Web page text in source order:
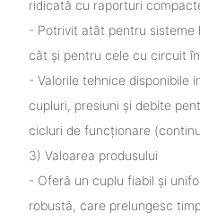
ridicată cu raporturi
- Potrivit atât pentru sisteme
cât și pentru cele cu circuit
- Valorile tehnice disponibile
cupluri, presiuni și debite
cicluri de funcționare
3) Valoarea produsului
- Oferă un cuplu fiabil și
robustă, care prelungesc